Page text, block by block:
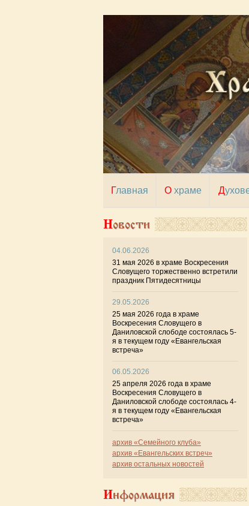
Главная О храме
Новости
04.06.2026
31 мая 2026 в храме Воскресения
Словущего торжественно встретили
праздник Пятидесятницы
29.05.2026
25 мая 2026 года в храме
Воскресения Словущего в
Даниловской слободе состоялась 5-
я в текущем году «Евангельская
встреча»
06.05.2026
25 апреля 2026 года в храме
Воскресения Словущего в
Даниловской слободе состоялась 4-
я в текущем году «Евангельская
встреча»
архив «Семейного клуба»
архив «Евангельских встреч»
архив остальных новостей
Информация